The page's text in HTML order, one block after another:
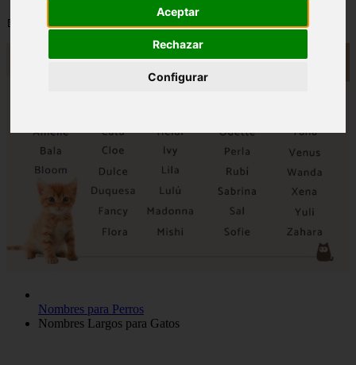
Aceptar
Rechazar
Configurar
📅 12/06/2025
Nombres para Perros
Nombres Largos para Gatos